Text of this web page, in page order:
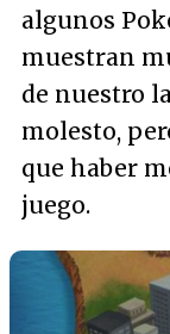
algunos
muestran
de nuestro
molesto,
que haber
juego.